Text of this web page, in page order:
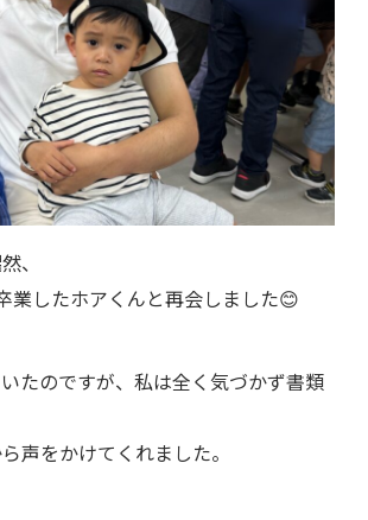
、
業したホアくんと再会しました😊
たのですが、私は全く気づかず書類
声をかけてくれました。